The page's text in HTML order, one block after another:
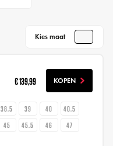
Kies maat
€ 139,99 KOPEN
38.5 39 40
40.5
45 45.5 46
47